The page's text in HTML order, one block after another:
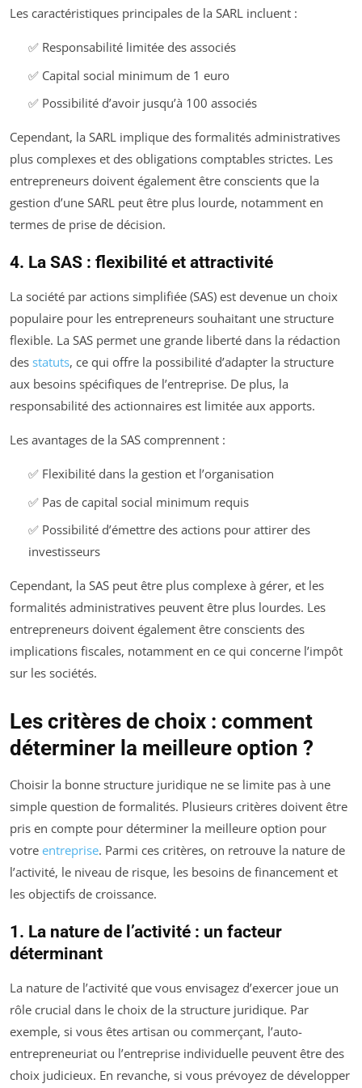
Les caractéristiques principales de la SARL incluent :
✅ Responsabilité limitée des associés
✅ Capital social minimum de 1 euro
✅ Possibilité d’avoir jusqu’à 100 associés
Cependant, la SARL implique des formalités administratives
plus complexes et des obligations comptables strictes. Les
entrepreneurs doivent également être conscients que la
gestion d’une SARL peut être plus lourde, notamment en
termes de prise de décision.
4. La SAS : flexibilité et attractivité
La société par actions simplifiée (SAS) est devenue un choix
populaire pour les entrepreneurs souhaitant une structure
flexible. La SAS permet une grande liberté dans la rédaction
des statuts, ce qui offre la possibilité d’adapter la structure
aux besoins spécifiques de l’entreprise. De plus, la
responsabilité des actionnaires est limitée aux apports.
Les avantages de la SAS comprennent :
✅ Flexibilité dans la gestion et l’organisation
✅ Pas de capital social minimum requis
✅ Possibilité d’émettre des actions pour attirer des
investisseurs
Cependant, la SAS peut être plus complexe à gérer, et les
formalités administratives peuvent être plus lourdes. Les
entrepreneurs doivent également être conscients des
implications fiscales, notamment en ce qui concerne l’impôt
sur les sociétés.
Les critères de choix : comment
déterminer la meilleure option ?
Choisir la bonne structure juridique ne se limite pas à une
simple question de formalités. Plusieurs critères doivent être
pris en compte pour déterminer la meilleure option pour
votre entreprise. Parmi ces critères, on retrouve la nature de
l’activité, le niveau de risque, les besoins de financement et
les objectifs de croissance.
1. La nature de l’activité : un facteur
déterminant
La nature de l’activité que vous envisagez d’exercer joue un
rôle crucial dans le choix de la structure juridique. Par
exemple, si vous êtes artisan ou commerçant, l’auto-
entrepreneuriat ou l’entreprise individuelle peuvent être des
choix judicieux. En revanche, si vous prévoyez de développer